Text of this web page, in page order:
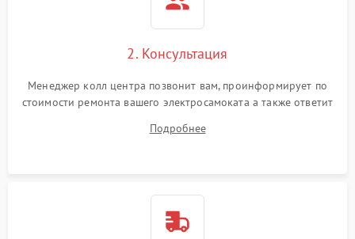
2. Консультация
Менеджер колл центра позвонит вам, проинформирует по
стоимости ремонта вашего электросамоката а также ответит
Подробнее